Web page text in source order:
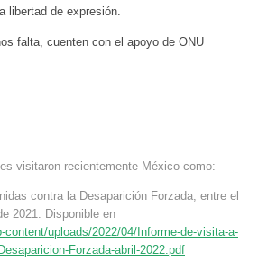
libertad de expresión.
falta, cuenten con el apoyo de ONU
visitaron recientemente México como:
contra la Desaparición Forzada, entre el
2021. Disponible en
content/uploads/2022/04/Informe-de-visita-a-
Forzada-abril-2022.pdf